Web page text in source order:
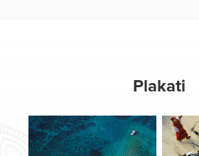
Plakati